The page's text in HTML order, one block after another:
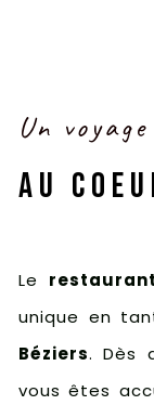
Un
AU
Le
unique en
Béziers. Dès
vous êtes